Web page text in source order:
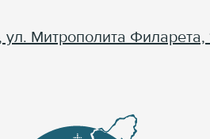
ул. Митрополита Филарета,